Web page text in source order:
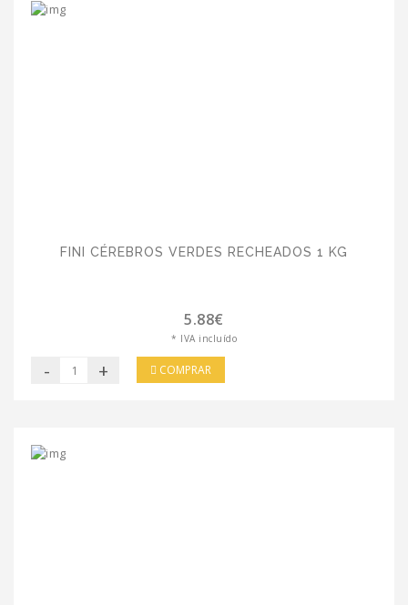
FINI CÉREBROS VERDES RECHEADOS 1 KG
5.88€
* IVA incluído
- + COMPRAR